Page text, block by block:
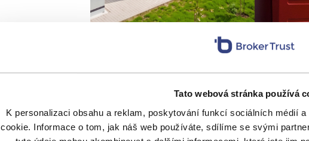
Tato webová stránka používá
K personalizaci obsahu a reklam, poskytování funkcí sociálních médií
cookie. Informace o tom, jak náš web používáte, sdílíme se svými
místo pár velkých, čímž minimalizuje
mají podobu růstového kapitálu, typicky 20–30
projektů, zbytek financují banky.